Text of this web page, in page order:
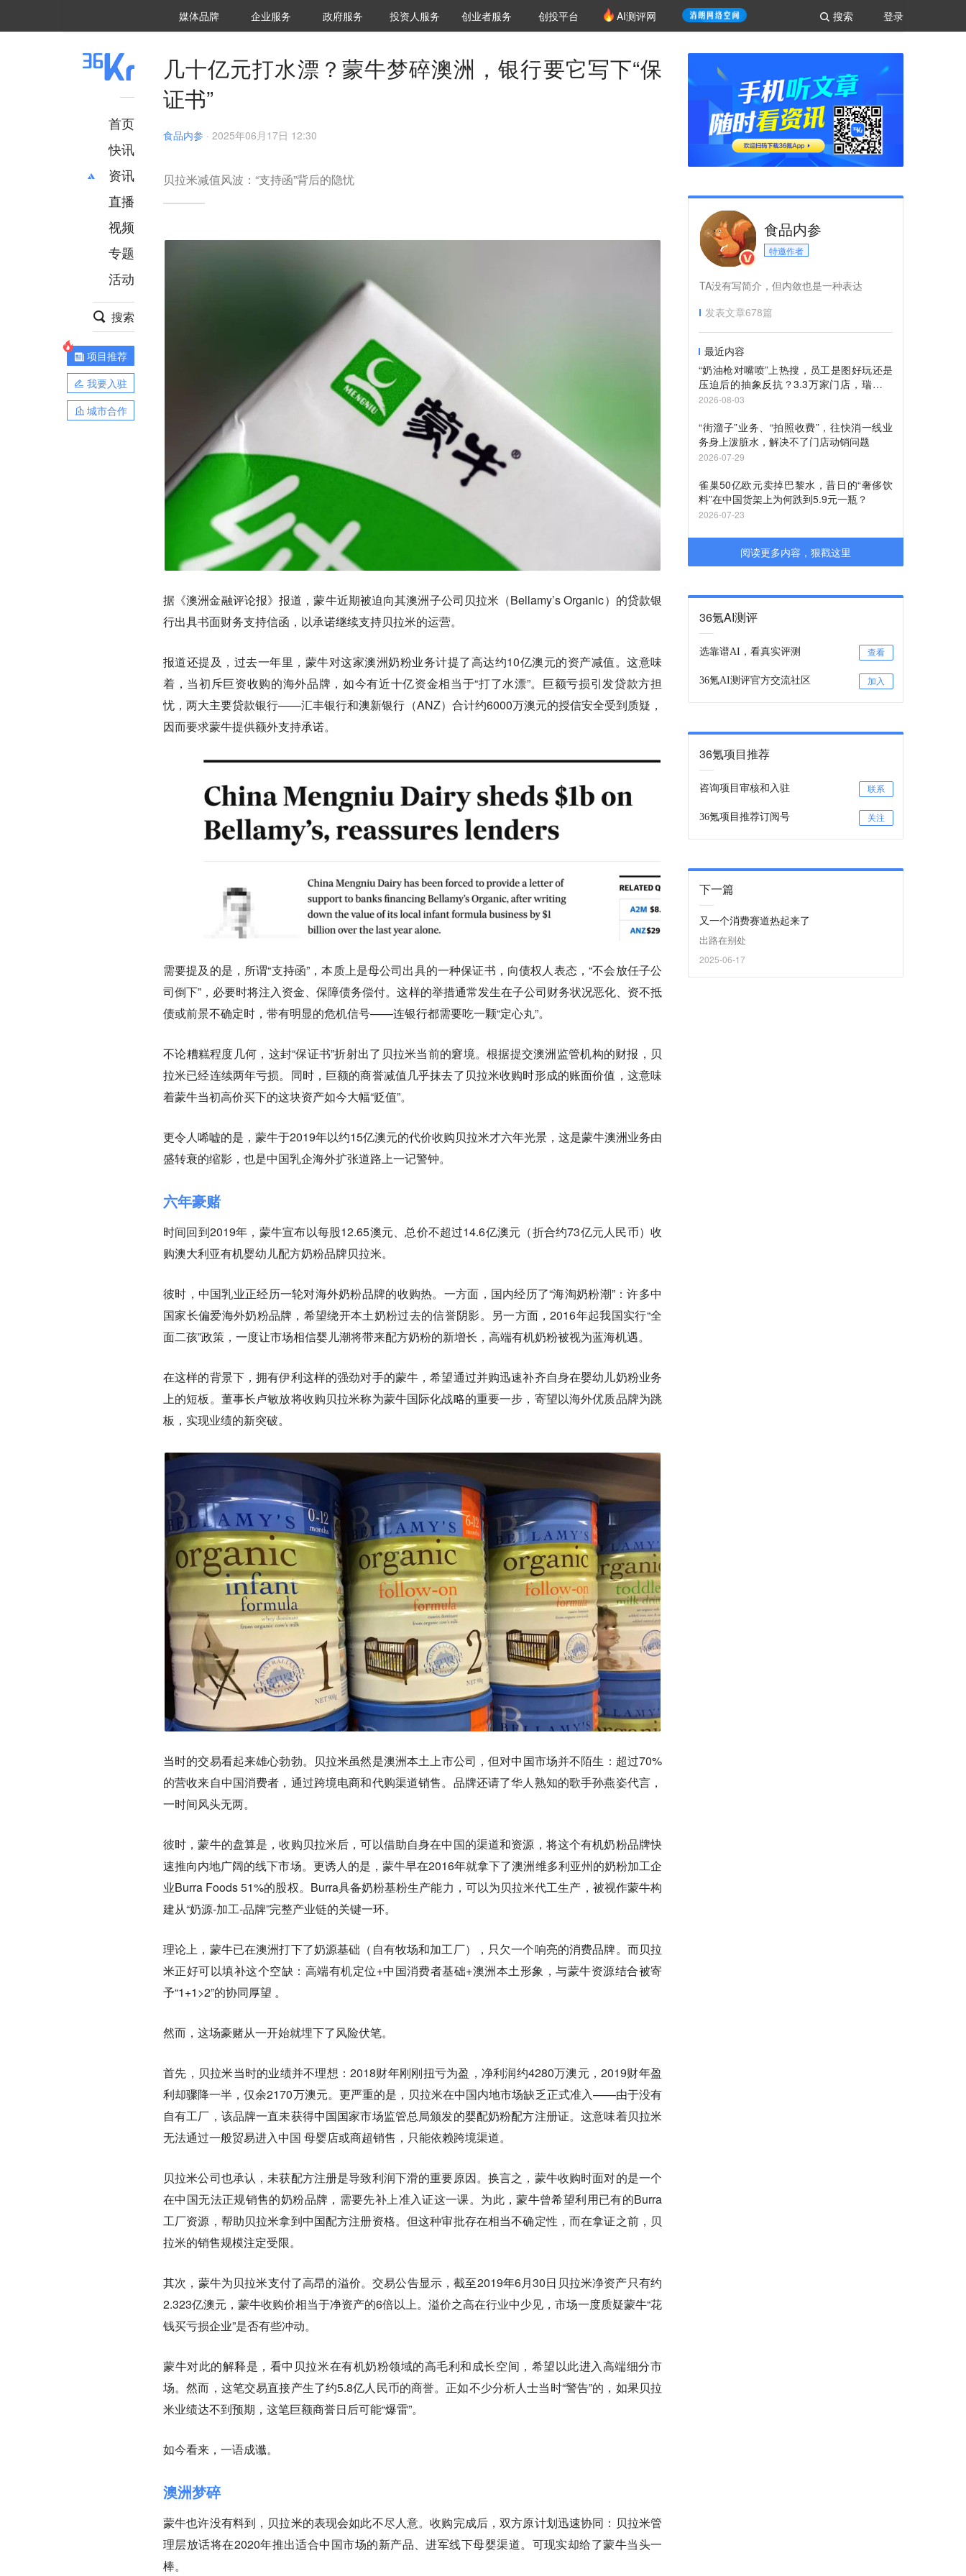
登录
搜索
媒体品牌 36Kr研究院
企业服务 城市之窗
政府服务 VClub投资机构库
投资机构职位推介
投资人服务 创投氪堂
创业者服务 创投平台 AI测评网
首页
快讯
资讯
推荐
财经
项目推荐
安徽
直播
视频
专题
活动
搜索
项目推荐
我要入驻
城市合作
几十亿元打水漂？蒙牛梦碎澳洲，银行要它写下“保
证书”
食品内参 · 2025年06月17日 12:30
贝拉米减值风波：“支持函”背后的隐忧
据《澳洲金融评论报》报道，蒙牛近期被迫向其澳洲子公司贝拉米（Bellamy’s Organic）的贷款银
行出具书面财务支持信函，以承诺继续支持贝拉米的运营。
报道还提及，过去一年里，蒙牛对这家澳洲奶粉业务计提了高达约10亿澳元的资产减值。这意味
着，当初斥巨资收购的海外品牌，如今有近十亿资金相当于“打了水漂”。巨额亏损引发贷款方担
忧，两大主要贷款银行——汇丰银行和澳新银行（ANZ）合计约6000万澳元的授信安全受到质疑，
因而要求蒙牛提供额外支持承诺。
需要提及的是，所谓“支持函”，本质上是母公司出具的一种保证书，向债权人表态，“不会放任子公
司倒下”，必要时将注入资金、保障债务偿付。这样的举措通常发生在子公司财务状况恶化、资不抵
债或前景不确定时，带有明显的危机信号——连银行都需要吃一颗“定心丸”。
不论糟糕程度几何，这封“保证书”折射出了贝拉米当前的窘境。根据提交澳洲监管机构的财报，贝
拉米已经连续两年亏损。同时，巨额的商誉减值几乎抹去了贝拉米收购时形成的账面价值，这意味
着蒙牛当初高价买下的这块资产如今大幅“贬值”。
更令人唏嘘的是，蒙牛于2019年以约15亿澳元的代价收购贝拉米才六年光景，这是蒙牛澳洲业务由
盛转衰的缩影，也是中国乳企海外扩张道路上一记警钟。
六年豪赌
时间回到2019年，蒙牛宣布以每股12.65澳元、总价不超过14.6亿澳元（折合约73亿元人民币）收
购澳大利亚有机婴幼儿配方奶粉品牌贝拉米。
彼时，中国乳业正经历一轮对海外奶粉品牌的收购热。一方面，国内经历了“海淘奶粉潮”：许多中
国家长偏爱海外奶粉品牌，希望绕开本土奶粉过去的信誉阴影。另一方面，2016年起我国实行“全
面二孩”政策，一度让市场相信婴儿潮将带来配方奶粉的新增长，高端有机奶粉被视为蓝海机遇。
在这样的背景下，拥有伊利这样的强劲对手的蒙牛，希望通过并购迅速补齐自身在婴幼儿奶粉业务
上的短板。董事长卢敏放将收购贝拉米称为蒙牛国际化战略的重要一步，寄望以海外优质品牌为跳
板，实现业绩的新突破。
当时的交易看起来雄心勃勃。贝拉米虽然是澳洲本土上市公司，但对中国市场并不陌生：超过70%
的营收来自中国消费者，通过跨境电商和代购渠道销售。品牌还请了华人熟知的歌手孙燕姿代言，
一时间风头无两。
彼时，蒙牛的盘算是，收购贝拉米后，可以借助自身在中国的渠道和资源，将这个有机奶粉品牌快
速推向内地广阔的线下市场。更诱人的是，蒙牛早在2016年就拿下了澳洲维多利亚州的奶粉加工企
业Burra Foods 51%的股权。Burra具备奶粉基粉生产能力，可以为贝拉米代工生产，被视作蒙牛构
建从“奶源-加工-品牌”完整产业链的关键一环。
理论上，蒙牛已在澳洲打下了奶源基础（自有牧场和加工厂），只欠一个响亮的消费品牌。而贝拉
米正好可以填补这个空缺：高端有机定位+中国消费者基础+澳洲本土形象，与蒙牛资源结合被寄
予“1+1>2”的协同厚望 。
然而，这场豪赌从一开始就埋下了风险伏笔。
首先，贝拉米当时的业绩并不理想：2018财年刚刚扭亏为盈，净利润约4280万澳元，2019财年盈
利却骤降一半，仅余2170万澳元。更严重的是，贝拉米在中国内地市场缺乏正式准入——由于没有
自有工厂，该品牌一直未获得中国国家市场监管总局颁发的婴配奶粉配方注册证。这意味着贝拉米
无法通过一般贸易进入中国 母婴店或商超销售，只能依赖跨境渠道。
贝拉米公司也承认，未获配方注册是导致利润下滑的重要原因。换言之，蒙牛收购时面对的是一个
在中国无法正规销售的奶粉品牌，需要先补上准入证这一课。为此，蒙牛曾希望利用已有的Burra
工厂资源，帮助贝拉米拿到中国配方注册资格。但这种审批存在相当不确定性，而在拿证之前，贝
拉米的销售规模注定受限。
其次，蒙牛为贝拉米支付了高昂的溢价。交易公告显示，截至2019年6月30日贝拉米净资产只有约
2.323亿澳元，蒙牛收购价相当于净资产的6倍以上。溢价之高在行业中少见，市场一度质疑蒙牛“花
钱买亏损企业”是否有些冲动。
蒙牛对此的解释是，看中贝拉米在有机奶粉领域的高毛利和成长空间，希望以此进入高端细分市
场。然而，这笔交易直接产生了约5.8亿人民币的商誉。正如不少分析人士当时“警告”的，如果贝拉
米业绩达不到预期，这笔巨额商誉日后可能“爆雷”。
如今看来，一语成谶。
澳洲梦碎
蒙牛也许没有料到，贝拉米的表现会如此不尽人意。收购完成后，双方原计划迅速协同：贝拉米管
理层放话将在2020年推出适合中国市场的新产品、进军线下母婴渠道。可现实却给了蒙牛当头一
棒。
食品内参
特邀作者
TA没有写简介，但内敛也是一种表达
发表文章678篇
最近内容
“奶油枪对嘴喷”上热搜，员工是图好玩还是
压迫后的抽象反抗？3.3万家门店，瑞幸还
管得过来吗？
2026-08-03
“街溜子”业务、“拍照收费”，往快消一线业
务身上泼脏水，解决不了门店动销问题
2026-07-29
雀巢50亿欧元卖掉巴黎水，昔日的“奢侈饮
料”在中国货架上为何跌到5.9元一瓶？
2026-07-23
阅读更多内容，狠戳这里
36氪AI测评
选靠谱AI，看真实评测 查看
36氪AI测评官方交流社区 加入
36氪项目推荐
咨询项目审核和入驻 联系
36氪项目推荐订阅号 关注
下一篇
又一个消费赛道热起来了
出路在别处
2025-06-17